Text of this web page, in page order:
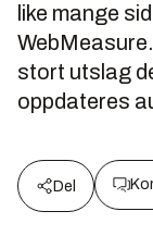
like mange
stort utslag
oppdateres
Del